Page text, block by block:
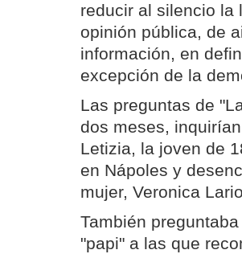
reducir al silencio la
opinión pública, de
información, en
excepción de la
Las preguntas de
dos meses,
Letizia, la joven de
en Nápoles y
mujer, Veronica
También
"papi" a las que